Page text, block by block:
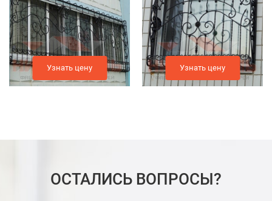
Узнать цену Узнать цену
ОСТАЛИСЬ ВОПРОСЫ?